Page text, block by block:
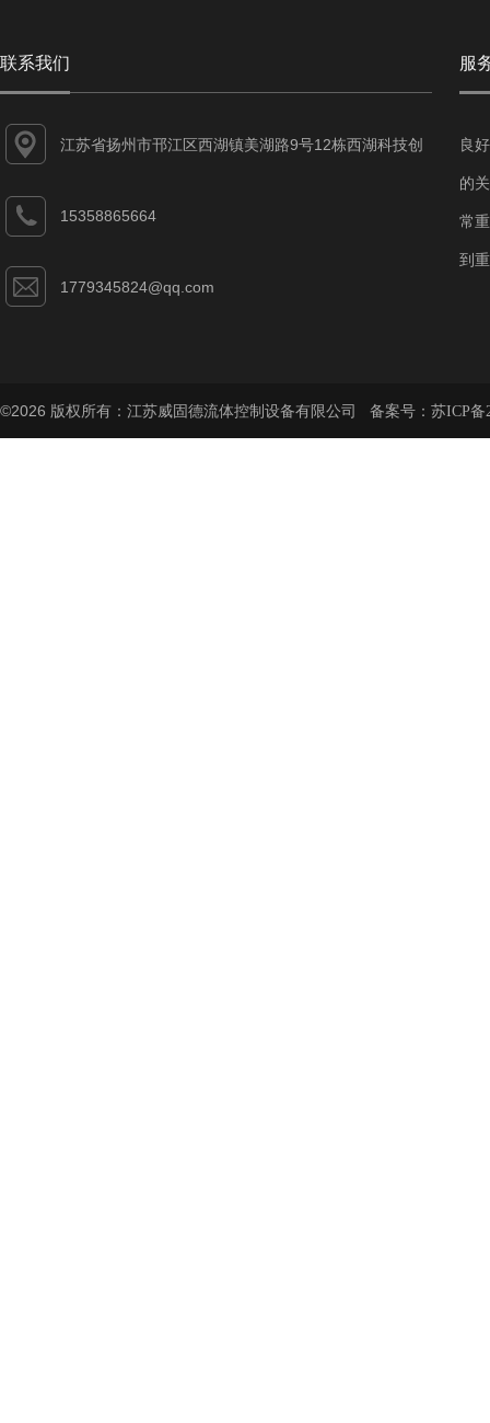
联系我们
江苏省扬州市邗江区西湖镇美湖路9号12栋西湖科技创
15358865664
1779345824@qq.com
服
良
的
常
到
©2026 版权所有：江苏威固德流体控制设备有限公司 备案号： 苏ICP备